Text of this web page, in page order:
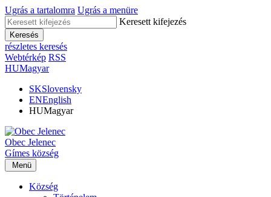
Ugrás a tartalomra Ugrás a menüre
Keresett kifejezés
Keresés
részletes keresés
Webtérkép RSS
HUMagyar
SKSlovensky
ENEnglish
HUMagyar
Obec Jelenec
Gímes község
Menü
Község